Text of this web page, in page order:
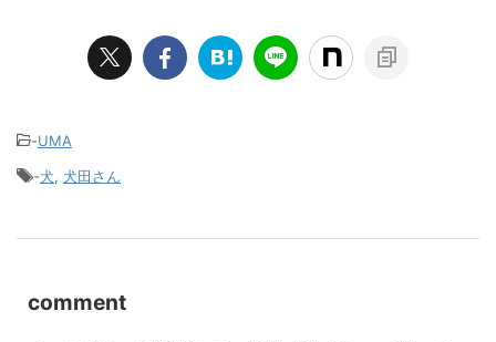
-UMA
-犬, 犬田さん
comment